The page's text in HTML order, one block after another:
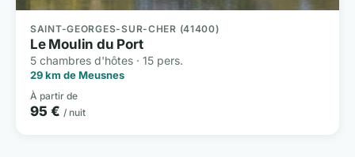
SAINT-GEORGES-SUR-CHER (41400)
Le Moulin du Port
5 chambres d'hôtes · 15 pers.
29 km de Meusnes
À partir de
95 € / nuit